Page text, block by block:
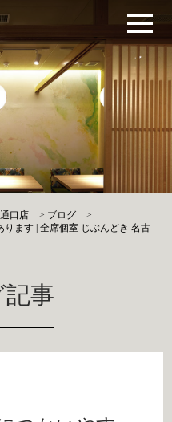
口店 > ブログ
>
ます | 全席個室 じぶんどき 名古
事